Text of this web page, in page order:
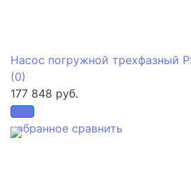
избранное сравнить
Насос погружной трехфазный
(0)
177 848 руб.